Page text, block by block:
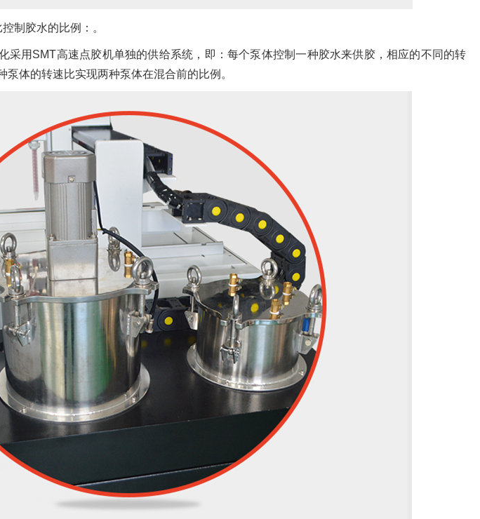
制胶水的比例：。
采用SMT高速点胶机单独的供给系统，即：每个泵体控制一种胶水来供胶，相应的不同的转
体的转速比实现两种泵体在混合前的比例。